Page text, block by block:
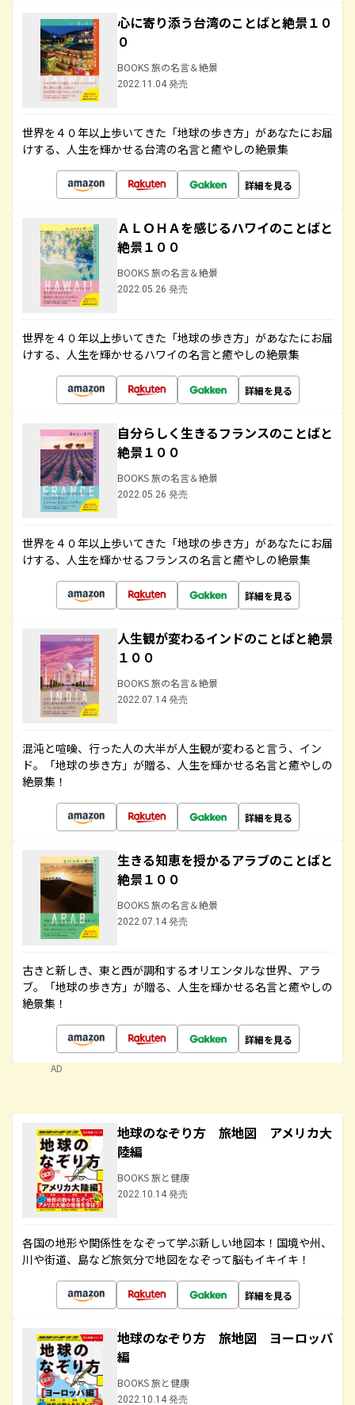
心に寄り添う台湾のことばと絶景１０
０
BOOKS 旅の名言＆絶景
2022.11.04 発売
世界を４０年以上歩いてきた「地球の歩き方」があなたにお届
けする、人生を輝かせる台湾の名言と癒やしの絶景集
詳細を見る
ＡＬＯＨＡを感じるハワイのことばと
絶景１００
BOOKS 旅の名言＆絶景
2022.05.26 発売
世界を４０年以上歩いてきた「地球の歩き方」があなたにお届
けする、人生を輝かせるハワイの名言と癒やしの絶景集
詳細を見る
自分らしく生きるフランスのことばと
絶景１００
BOOKS 旅の名言＆絶景
2022.05.26 発売
世界を４０年以上歩いてきた「地球の歩き方」があなたにお届
けする、人生を輝かせるフランスの名言と癒やしの絶景集
詳細を見る
人生観が変わるインドのことばと絶景
１００
BOOKS 旅の名言＆絶景
2022.07.14 発売
混沌と喧噪、行った人の大半が人生観が変わると言う、イン
ド。「地球の歩き方」が贈る、人生を輝かせる名言と癒やしの
絶景集！
詳細を見る
生きる知恵を授かるアラブのことばと
絶景１００
BOOKS 旅の名言＆絶景
2022.07.14 発売
古きと新しき、東と西が調和するオリエンタルな世界、アラ
ブ。「地球の歩き方」が贈る、人生を輝かせる名言と癒やしの
絶景集！
詳細を見る
AD
地球のなぞり方 旅地図 アメリカ大
陸編
BOOKS 旅と健康
2022.10.14 発売
各国の地形や関係性をなぞって学ぶ新しい地図本！国境や州、
川や街道、島など旅気分で地図をなぞって脳もイキイキ！
詳細を見る
地球のなぞり方 旅地図 ヨーロッパ
編
BOOKS 旅と健康
2022.10.14 発売